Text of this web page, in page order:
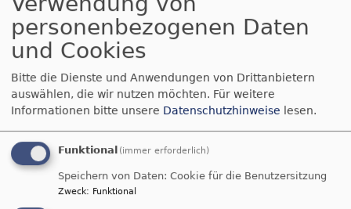
Empathie
personenbezogenen Daten
und Cookies
Bitte die Dienste und Anwendungen von Drittanbietern
auswählen, die wir nutzen möchten. Für weitere
Informationen bitte unsere Datenschutzhinweise lesen.
Funktional (immer erforderlich)
Speichern von Daten: Cookie für die Benutzersitzung
Zweck: Funktional